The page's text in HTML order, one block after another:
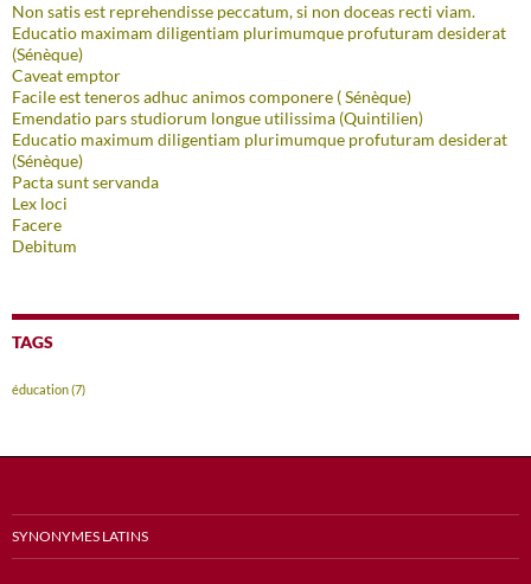
Non satis est reprehendisse peccatum, si non doceas recti viam.
Educatio maximam diligentiam plurimumque profuturam desiderat
(Sénèque)
Caveat emptor
Facile est teneros adhuc animos componere ( Sénèque)
Emendatio pars studiorum longue utilissima (Quintilien)
Educatio maximum diligentiam plurimumque profuturam desiderat
(Sénèque)
Pacta sunt servanda
Lex loci
Facere
Debitum
TAGS
éducation(7)
SYNONYMES LATINS